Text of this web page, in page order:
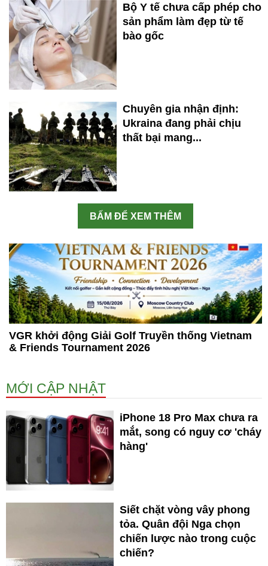
Bộ Y tế chưa cấp phép cho
sản phẩm làm đẹp từ tế
bào gốc
Chuyên gia nhận định:
Ukraina đang phải chịu
thất bại mang...
BẤM ĐỂ XEM THÊM
VGR khởi động Giải Golf Truyền thống Vietnam
& Friends Tournament 2026
MỚI CẬP NHẬT
iPhone 18 Pro Max chưa ra
mắt, song có nguy cơ 'cháy
hàng'
Siết chặt vòng vây phong
tỏa. Quân đội Nga chọn
chiến lược nào trong cuộc
chiến?